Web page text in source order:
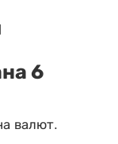
6
валют.